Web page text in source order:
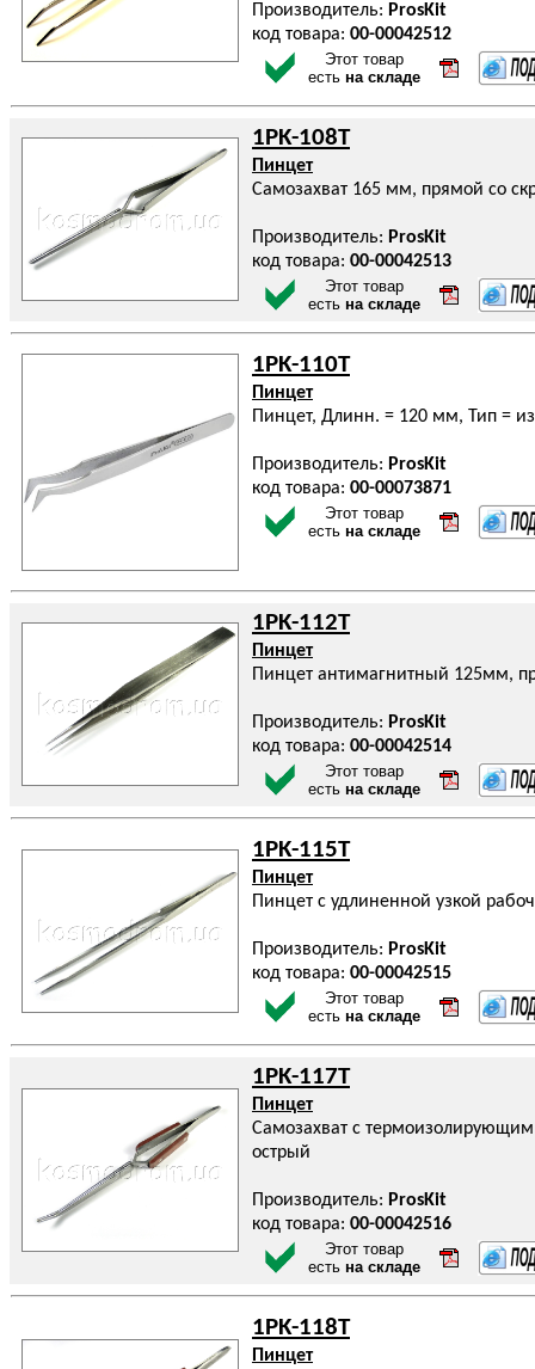
Производитель: ProsKit
код товара: 00-00042512
Этот товар
есть на складе
1PK-108T
Пинцет
Самозахват 165 мм, прямой со
Производитель: ProsKit
код товара: 00-00042513
Этот товар
есть на складе
1PK-110T
Пинцет
Пинцет, Длинн. = 120 мм, Тип =
Производитель: ProsKit
код товара: 00-00073871
Этот товар
есть на складе
1PK-112T
Пинцет
Пинцет антимагнитный 125мм,
Производитель: ProsKit
код товара: 00-00042514
Этот товар
есть на складе
1PK-115T
Пинцет
Пинцет с удлиненной узкой
Производитель: ProsKit
код товара: 00-00042515
Этот товар
есть на складе
1PK-117T
Пинцет
Самозахват с
острый
Производитель: ProsKit
код товара: 00-00042516
Этот товар
есть на складе
1PK-118T
Пинцет